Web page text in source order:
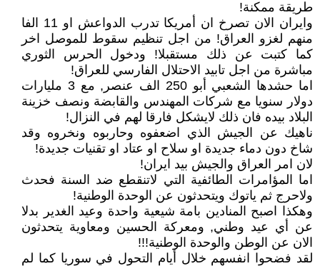
طريقة ممكنة!
وايران الان تصرخ ان أمريكا تدرب الدواعش او 11 الفا
منهم لغزو العراق! من اجل تنظيم سقوط للموصل اخر
كما كتبت عن ذلك مستقبلا! ودخول الحرس الثوري
مباشرة من اجل تابيد الاحتلال الفارسي للعراق!
اما حشدها الشعبي أبو 250 الف عنصر, مع 3 مليارات
دولار سنويا مع شركات المهندس والقابضة ونصف خزينة
البلاد بيده فان ذلك لايشكل فارقا لهم في النزال!
ناهيك عن الجيش الذي اضعفوه وحاربوه ونخروه وقد
شاخ دون دماء جديدة او سلاح او عتاد او تقنيات جديدة!
لان امر العراق والجيش بيد ايران!
اما المؤامرات الطائفية التي لاتنقطع ضد السنة فحدث
ولاحرج ثم ياتوك ويتحدثون عن الوحدة الوطنية!
وهكذا اصبح المنادين بامة شيعية واحدة وعيد الغدير بدلا
عن أي عيد وطني, ومعركة الحسين ومعاوية يتحدثون
الان عن الوطن والوحدة الوطنية!!!
لقد فضحوا انفسهم خلال أيام التحول في سوريا كما لم